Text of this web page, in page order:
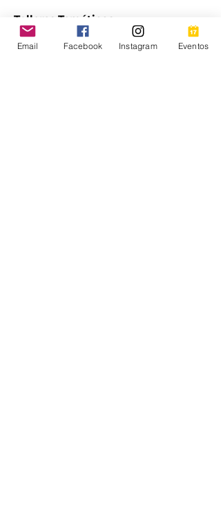
Talleres Temáticos
A lo largo del día, se llevaron a cabo
Email Facebook Instagram Eventos